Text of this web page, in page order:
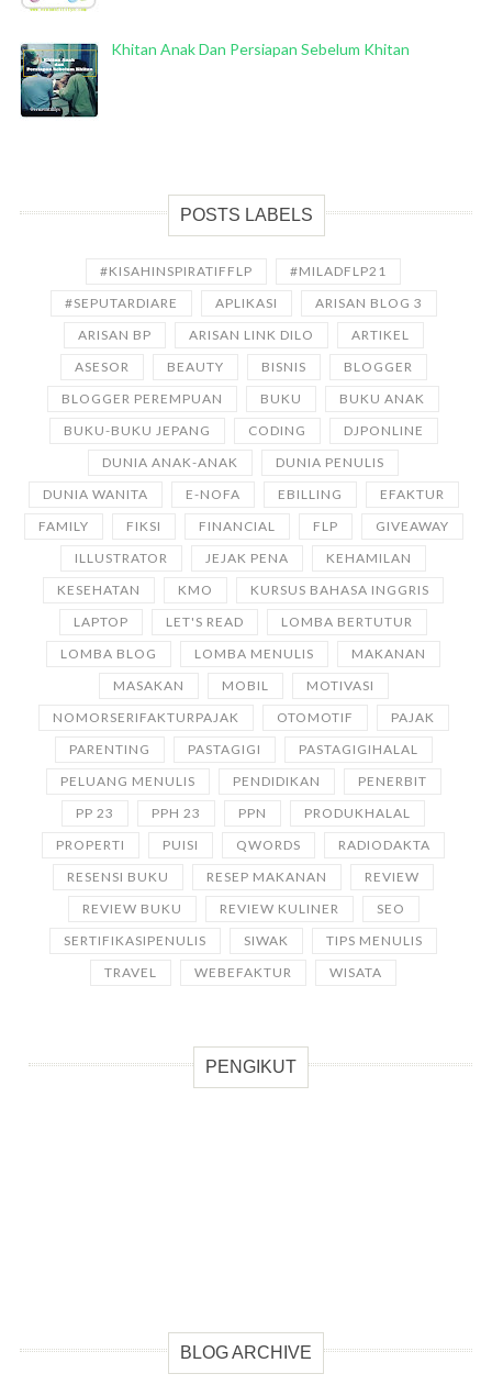
Khitan Anak Dan Persiapan Sebelum Khitan
POSTS LABELS
#KISAHINSPIRATIFFLP
#MILADFLP21
#SEPUTARDIARE
APLIKASI
ARISAN BLOG 3
ARISAN BP
ARISAN LINK DILO
ARTIKEL
ASESOR
BEAUTY BISNIS
BLOGGER
BLOGGER PEREMPUAN
BUKU
BUKU ANAK
BUKU-BUKU JEPANG
CODING
DJPONLINE
DUNIA ANAK-ANAK
DUNIA PENULIS
DUNIA WANITA
E-NOFA EBILLING
EFAKTUR
FAMILY
FIKSI FINANCIAL FLP
GIVEAWAY
ILLUSTRATOR
JEJAK PENA
KEHAMILAN
KESEHATAN
KMO
KURSUS BAHASA INGGRIS
LAPTOP
LET'S READ
LOMBA BERTUTUR
LOMBA BLOG
LOMBA MENULIS
MAKANAN
MASAKAN
MOBIL
MOTIVASI
NOMORSERIFAKTURPAJAK
OTOMOTIF
PAJAK
PARENTING
PASTAGIGI
PASTAGIGIHALAL
PELUANG MENULIS
PENDIDIKAN
PENERBIT
PP 23
PPH 23 PPN
PRODUKHALAL
PROPERTI
PUISI QWORDS
RADIODAKTA
RESENSI BUKU
RESEP MAKANAN
REVIEW
REVIEW BUKU
REVIEW KULINER
SEO
SERTIFIKASIPENULIS
SIWAK
TIPS MENULIS
TRAVEL
WEBEFAKTUR WISATA
PENGIKUT
BLOG ARCHIVE